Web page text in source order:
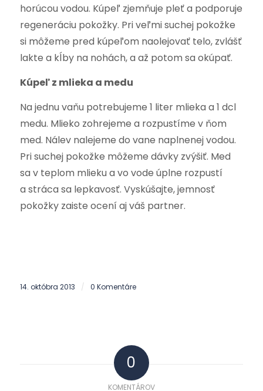
horúcou vodou. Kúpeľ zjemňuje pleť a podporuje
regeneráciu pokožky. Pri veľmi suchej pokožke
si môžeme pred kúpeľom naolejovať telo, zvlášť
lakte a kĺby na nohách, a až potom sa okúpať.
Kúpeľ z mlieka a medu
Na jednu vaňu potrebujeme 1 liter mlieka a 1 dcl
medu. Mlieko zohrejeme a rozpustíme v ňom
med. Nálev nalejeme do vane naplnenej vodou.
Pri suchej pokožke môžeme dávky zvýšiť. Med
sa v teplom mlieku a vo vode úplne rozpustí
a stráca sa lepkavosť. Vyskúšajte, jemnosť
pokožky zaiste ocení aj váš partner.
14. októbra 2013 / 0 Komentáre
0
KOMENTÁROV